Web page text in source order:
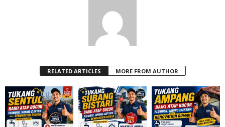
RELATED ARTICLES MORE FROM AUTHOR